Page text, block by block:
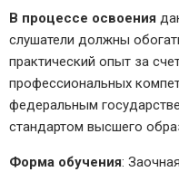
В процессе освоения
слушатели должны
практический опыт за
профессиональных
федеральным
стандартом высшего
Форма обучения: